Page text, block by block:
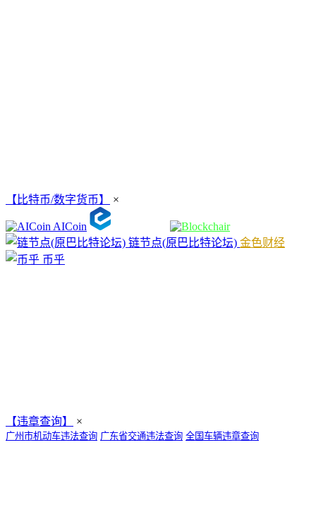
【比特币/数字货币】 ×
AICoin
链节点(原巴比特论坛) 金色财经
币乎
【违章查询】 ×
广州市机动车违法查询 广东省交通违法查询 全国车辆违章查询